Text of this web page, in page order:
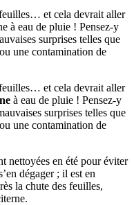
et cela devrait aller
à eau de pluie ! Pensez-y
surprises telles que
une contamination de
et cela devrait aller
à eau de pluie ! Pensez-y
surprises telles que
une contamination de
nettoyées en été pour éviter
dégager ; il est en
la chute des feuilles,